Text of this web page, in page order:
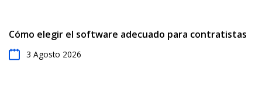
Cómo elegir el software adecuado para contratistas
3 Agosto 2026